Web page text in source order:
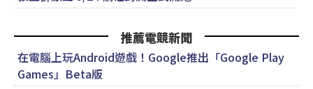
推薦電競新聞
在電腦上玩Android遊戲！Google推出「Google Play
Games」Beta版